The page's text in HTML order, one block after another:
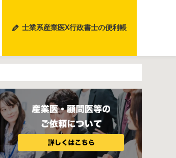
士業系産業医X行政書士の便利帳